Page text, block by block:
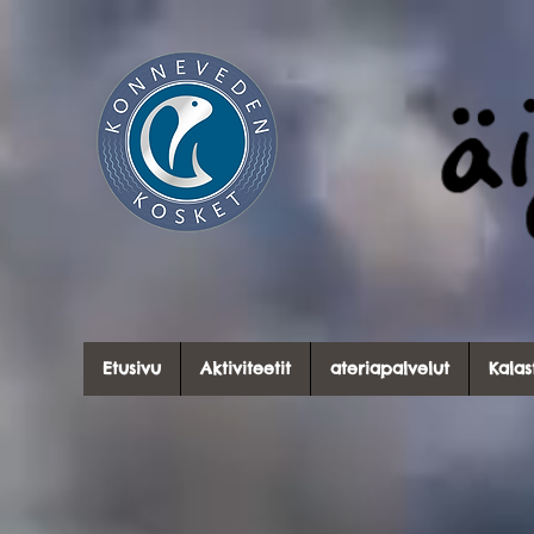
Etusivu Aktiviteetit ateriapalvelut